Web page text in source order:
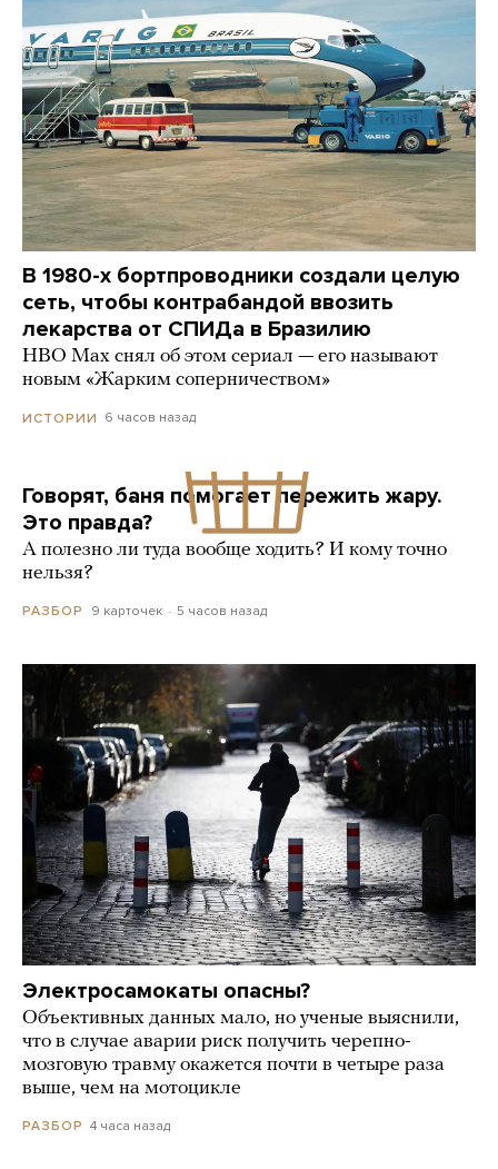
В 1980-х бортпроводники создали целую
сеть, чтобы контрабандой ввозить
лекарства от СПИДа в Бразилию
HBO Max снял об этом сериал — его называют
новым «Жарким соперничеством»
ИСТОРИИ 6 часов назад
Говорят, баня помогает пережить жару.
Это правда?
А полезно ли туда вообще ходить? И кому точно
нельзя?
РАЗБОР 9 карточек 5 часов назад
Электросамокаты опасны?
Объективных данных мало, но ученые выяснили,
что в случае аварии риск получить черепно-
мозговую травму окажется почти в четыре раза
выше, чем на мотоцикле
РАЗБОР 4 часа назад